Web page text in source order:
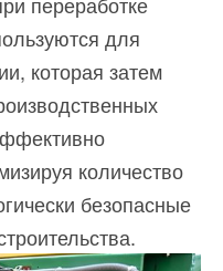
для
которая затем
количество
безопасные